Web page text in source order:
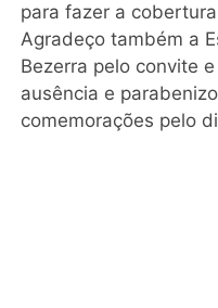
para fazer a
Agradeço também a
Bezerra pelo convite
ausência e
comemorações pelo